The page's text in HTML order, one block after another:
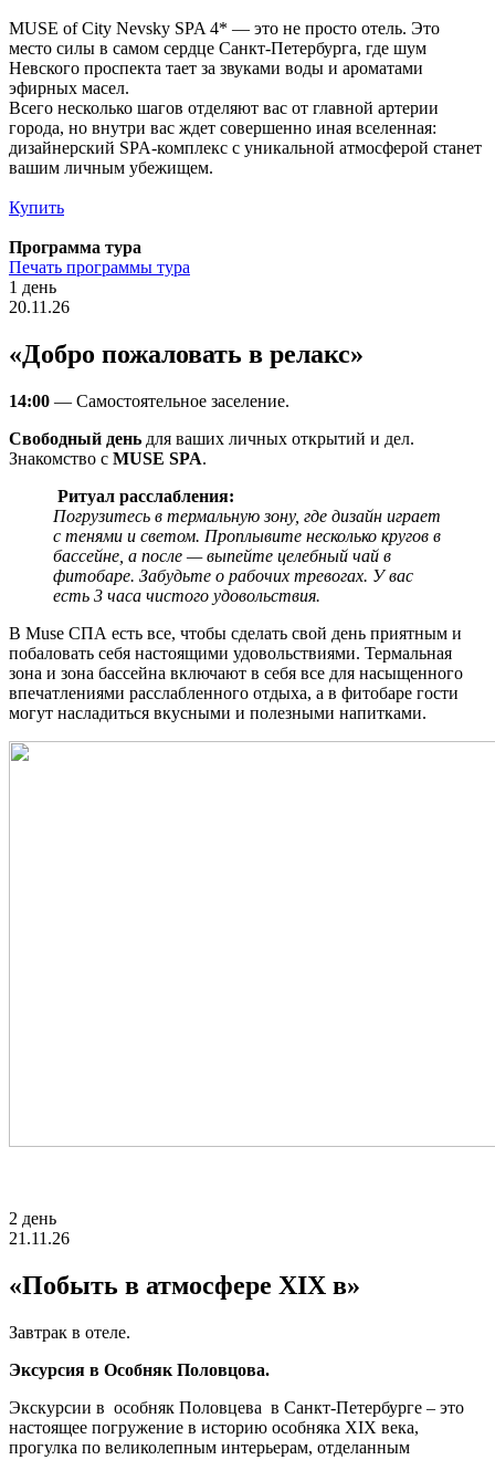
MUSE of City Nevsky SPA 4* — это не просто отель. Это
место силы в самом сердце Санкт-Петербурга, где шум
Невского проспекта тает за звуками воды и ароматами
эфирных масел.
Всего несколько шагов отделяют вас от главной артерии
города, но внутри вас ждет совершенно иная вселенная:
дизайнерский SPA-комплекс с уникальной атмосферой станет
вашим личным убежищем.
Купить
Программа тура
Печать программы тура
1 день
20.11.26
«Добро пожаловать в релакс»
14:00 — Самостоятельное заселение.
Свободный день для ваших личных открытий и дел.
Знакомство с MUSE SPA.
Ритуал расслабления:
Погрузитесь в термальную зону, где дизайн играет
с тенями и светом. Проплывите несколько кругов в
бассейне, а после — выпейте целебный чай в
фитобаре. Забудьте о рабочих тревогах. У вас
есть 3 часа чистого удовольствия.
В Muse СПА есть все, чтобы сделать свой день приятным и
побаловать себя настоящими удовольствиями. Термальная
зона и зона бассейна включают в себя все для насыщенного
впечатлениями расслабленного отдыха, а в фитобаре гости
могут насладиться вкусными и полезными напитками.
2 день
21.11.26
«Побыть в атмосфере XIX в»
Завтрак в отеле.
Эксурсия в Особняк Половцова.
Экскурсии в особняк Половцева в Санкт-Петербурге – это
настоящее погружение в историю особняка XIX века,
прогулка по великолепным интерьерам, отделанным